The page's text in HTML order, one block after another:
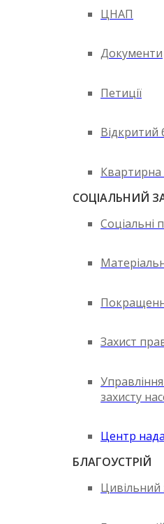
ЦНАП
Документи
Петиції
Квартирна
СОЦІАЛЬНИЙ
Соціальні
Захист
Управління
захисту
Центр
БЛАГОУСТРІЙ
Цивільний